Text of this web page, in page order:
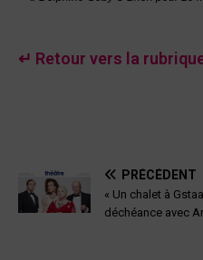
↵ Retour vers la
PRÉCÉDENT
« Un chalet à
déchéance avec